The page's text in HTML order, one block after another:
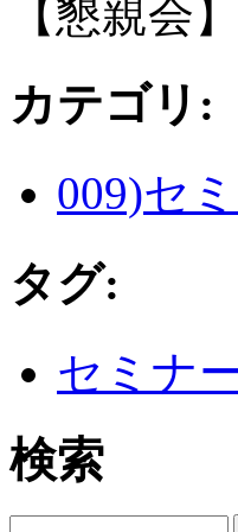
【懇親会】
カテゴリ :
009)セ
タグ:
セミナ
検索